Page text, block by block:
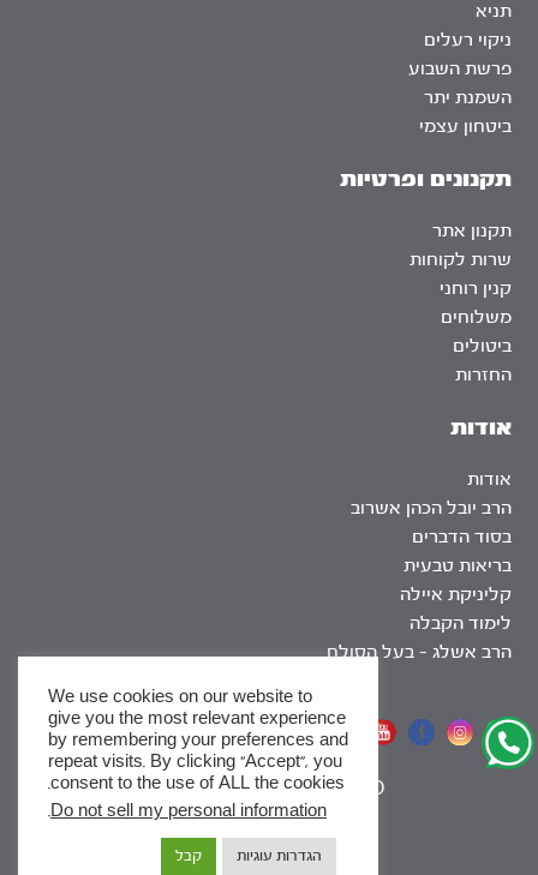
אודות
אודות
הרב יובל הכהן אשרוב
בסוד הדברים
בריאות טבעית
קליניקת איילה
לימוד הקבלה
הרב אשלג – בעל הסולם
תניא
ניקוי רעלים
פרשת השבוע
השמנת יתר
ביטחון עצמי
תקנונים ופרטיות
תקנון אתר
שרות לקוחות
קנין רוחני
משלוחים
ביטולים
החזרות
אתר שומר שבת
SEO
|
We use cookies on our website to
give you the most relevant experience
by remembering your preferences and
repeat visits. By clicking “Accept”, you
consent to the use of ALL the cookies.
Do not sell my personal information
.
הגדרות עוגיות קבל
x